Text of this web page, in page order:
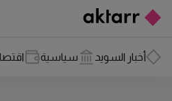
أخبار السويد سياسية